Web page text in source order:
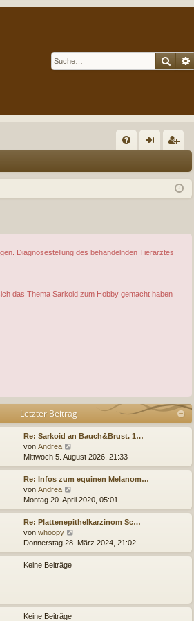
Suche
Q m ist
Diagnosestellung des behandelnden Tierarztes
das Thema Sarkoid zum Hobby gemacht haben
Letzter Beitrag
Re: Sarkoid an Bauch&Brust. 1…
von Andrea
e
u
e
t
e
r
B
e
Mittwoch 5. August 2026, 21:33
Re: Infos zum equinen Melanom…
von Andrea
e
u
e
s
t
e
t
Montag 20. April 2020, 05:01
Re: Plattenepithelkarzinom Sc…
von whoopy
e
u
r
Donnerstag 28. März 2024, 21:02
Keine Beiträge
Keine Beiträge